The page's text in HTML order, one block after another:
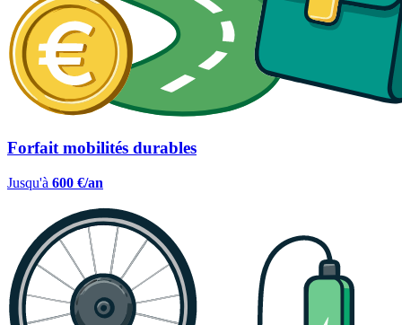
Forfait mobilités durables
Jusqu'à 600 €/an